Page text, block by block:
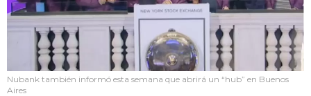
Nubank también informó esta semana que abrirá un “hub” en Buenos
Aires